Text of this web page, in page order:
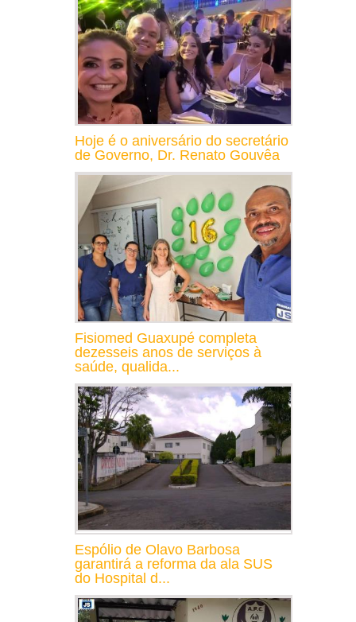
Hoje é o aniversário do secretário
de Governo, Dr. Renato Gouvêa
Fisiomed Guaxupé completa
dezesseis anos de serviços à
saúde, qualida...
Espólio de Olavo Barbosa
garantirá a reforma da ala SUS
do Hospital d...